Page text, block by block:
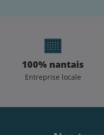
100% nantais
Entreprise locale